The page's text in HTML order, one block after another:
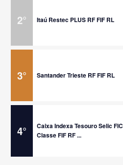
2° Itaú Restec PLUS RF FIF RL
3° Santander Trieste RF FIF RL
4°
Caixa Indexa Tesouro Selic FIC
Classe FIF RF ...